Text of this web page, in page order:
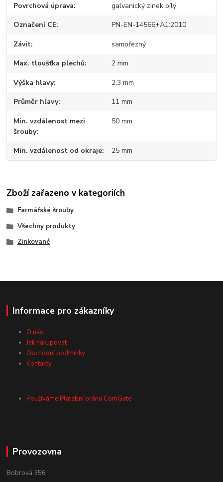
Povrchová úprava galvanický zinek bílý
Označení CE PN-EN-14566+A1:2010
Závit samořezný
Max. tloušťka plechů 2 mm
Výška hlavy 2,3 mm
Průměr hlavy 11 mm
Min. vzdálenost mezi
šrouby
50 mm
Min. vzdálenost od okraje 25 mm
Zboží zařazeno v kategoriích
Farmářské šrouby
Všechny produkty
Zinkované
Informace pro zákazníky
O nás
Jak nakupovat
Obchodní podmínky
Kontakty
Používáme Platební bránu ComGate
Provozovna
Bobrová 356